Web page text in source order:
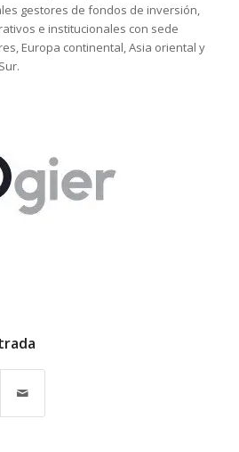
gestores de fondos de inversión,
e institucionales con sede
Europa continental, Asia oriental y